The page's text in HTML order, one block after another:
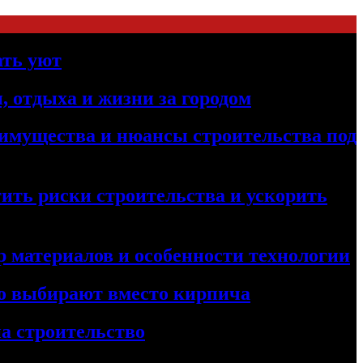
уют
отдыха и жизни за городом
и нюансы строительства под
риски строительства и ускорить
и особенности технологии
выбирают вместо кирпича
строительство